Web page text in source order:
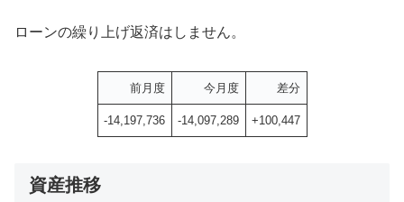
ローンの繰り上げ返済はしません。
前月度 今月度 差分
-14,197,736 -14,097,289 +100,447
資産推移